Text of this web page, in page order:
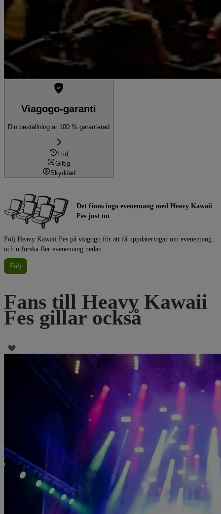
Viagogo-garanti
Din beställning är 100 % garanterad
I tid
Giltig
Skyddad
Det finns inga evenemang med Heavy Kawaii
Fes just nu
Följ Heavy Kawaii Fes på viagogo för att få uppdateringar om evenemang
och utforska fler evenemang nedan.
Följ
Fans till Heavy Kawaii
Fes gillar också